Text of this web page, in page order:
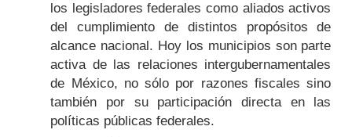
los legisladores federales como aliados activos
del cumplimiento de distintos propósitos de
alcance nacional. Hoy los municipios son parte
activa de las relaciones intergubernamentales
de México, no sólo por razones fiscales sino
también por su participación directa en las
políticas públicas federales.